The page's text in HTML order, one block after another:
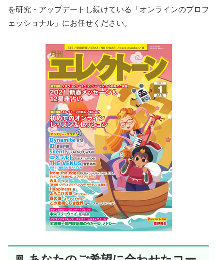
を研究・アップデートし続けている「オンラインのプロフ
ェッショナル」にお任せください。